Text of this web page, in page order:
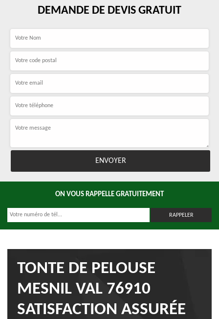
DEMANDE DE DEVIS GRATUIT
ON VOUS RAPPELLE GRATUITEMENT
TONTE DE PELOUSE
MESNIL VAL 76910
SATISFACTION ASSURÉE